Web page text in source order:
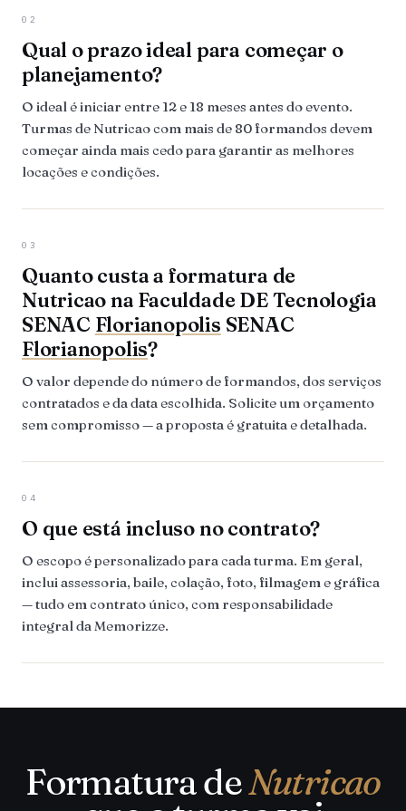
02
Qual o prazo ideal para começar o
planejamento?
O ideal é iniciar entre 12 e 18 meses antes do evento.
Turmas de Nutricao com mais de 80 formandos devem
começar ainda mais cedo para garantir as melhores
locações e condições.
03
Quanto custa a formatura de
Nutricao na Faculdade DE Tecnologia
SENAC Florianopolis SENAC
Florianopolis?
O valor depende do número de formandos, dos serviços
contratados e da data escolhida. Solicite um orçamento
sem compromisso — a proposta é gratuita e detalhada.
04
O que está incluso no contrato?
O escopo é personalizado para cada turma. Em geral,
inclui assessoria, baile, colação, foto, filmagem e gráfica
— tudo em contrato único, com responsabilidade
integral da Memorizze.
Formatura deNutricao